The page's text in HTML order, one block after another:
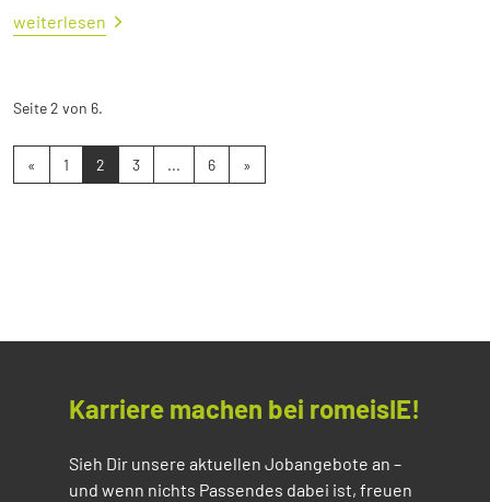
weiterlesen
Seite 2 von 6.
« 1 2 3 ... 6 »
Karriere machen bei romeisIE!
Sieh Dir unsere aktuellen Jobangebote an –
und wenn nichts Passendes dabei ist, freuen